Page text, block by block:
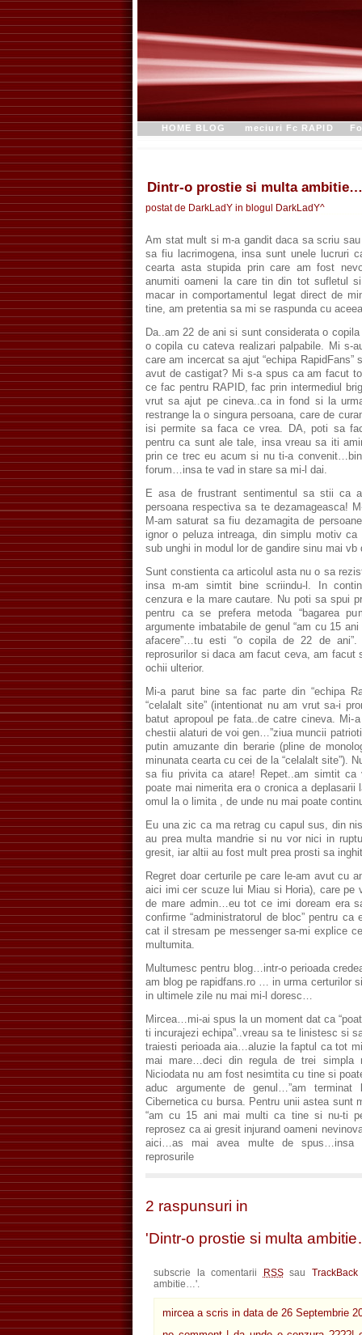
HOME BLOG meciuri Fc RAPID
Dintr-o prostie si multa ambitie…
postat de DarkLadY in blogul DarkLadY^
Am stat mult si m-a gandit daca sa scriu
sa fiu lacrimogena, insa sunt unele lucruri
cearta asta stupida prin care am fost
anumiti oameni la care tin din tot sufletul
macar in comportamentul legat direct de
tine, am pretentia sa mi se raspunda cu
Da..am 22 de ani si sunt considerata o
o copila cu cateva realizari palpabile. Mi s-
care am incercat sa ajut “echipa
avut de castigat? Mi s-a spus ca am facut
ce fac pentru RAPID, fac prin intermediul
vrut sa ajut pe cineva..ca in fond si la
restrange la o singura persoana, care de
isi permite sa faca ce vrea. DA, poti sa
pentru ca sunt ale tale, insa vreau sa iti
prin ce trec eu acum si nu ti-a
forum…insa te vad in stare sa mi-l dai.
E asa de frustrant sentimentul sa stii ca
persoana respectiva sa te dezamageasca!
M-am saturat sa fiu dezamagita de
ignor o peluza intreaga, din simplu motiv
sub unghi in modul lor de gandire sinu mai vb
Sunt constienta ca articolul asta nu o sa
insa m-am simtit bine scriindu-l. In
cenzura e la mare cautare. Nu poti sa spui
pentru ca se prefera metoda “bagarea
argumente imbatabile de genul “am cu 15
afacere”…tu esti “o copila de 22 de
reprosurilor si daca am facut ceva, am facut
ochii ulterior.
Mi-a parut bine sa fac parte din “echipa
“celalalt site” (intentionat nu am vrut sa-i
batut apropoul pe fata..de catre cineva. Mi-
chestii alaturi de voi gen…”ziua muncii
putin amuzante din berarie (pline de
minunata cearta cu cei de la “celalalt site”).
sa fiu privita ca atare! Repet..am simtit
poate mai nimerita era o cronica a
omul la o limita , de unde nu mai poate
Eu una zic ca ma retrag cu capul sus, din
au prea multa mandrie si nu vor nici in
gresit, iar altii au fost mult prea prosti sa
Regret doar certurile pe care le-am avut cu
aici imi cer scuze lui Miau si Horia), care pe
de mare admin…eu tot ce imi doream era
confirme “administratorul de bloc” pentru
cat il stresam pe messenger sa-mi explice
multumita.
Multumesc pentru blog…intr-o perioada
am blog pe rapidfans.ro … in urma certurilor
in ultimele zile nu mai mi-l doresc…
Mircea…mi-ai spus la un moment dat ca
ti incurajezi echipa”..vreau sa te linistesc si
traiesti perioada aia…aluzie la faptul ca tot
mai mare…deci din regula de trei simpla
Niciodata nu am fost nesimtita cu tine si
aduc argumente de genul…”am
Cibernetica cu bursa. Pentru unii astea sunt
“am cu 15 ani mai multi ca tine si nu-ti
reprosez ca ai gresit injurand oameni
aici…as mai avea multe de spus…insa
reprosurile
2 raspunsuri in
'Dintr-o prostie si multa
subscrie la comentarii RSSsau
ambitie…'.
mircea a scris in data de 26 Septembrie